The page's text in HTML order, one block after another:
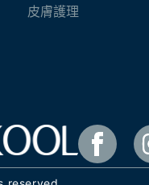
皮膚護理